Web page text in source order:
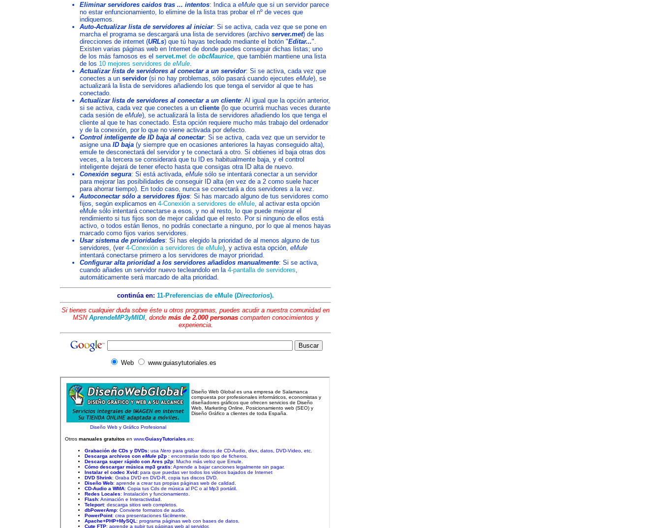
Eliminar servidores caidos tras ... intentos: Indica a eMule que si un servidor parece
no estar enfuncionamiento, lo elimine de la lista tras probar el nº de veces que
indiquemos.
Auto-Actualizar lista de servidores al iniciar: Si se activa, cada vez que se pone en
marcha el programa se descargará una lista de servidores (archivo server.met) de las
direcciones de internet (URLs) que tú hayas tecleado mediante el botón "Editar...".
Existen varias páginas web en Internet de donde puedes conseguir dichas listas; uno
de los más famosos es el servet.met de obcMaurice , que también mantiene una lista
de los 10 mejores servidores de eMule
Actualizar lista de servidores al conectar a un servidor: Si se activa, cada vez que
conectes a un servidor (si no hay problemas, sólo pasará cuando ejecutes eMule), se
actualizará la lista de servidores añadiendo los que tenga el servidor al que te has
conectado.
Actualizar lista de servidores al conectar a un cliente: Al igual que la opción anterior,
si se activa, cada vez que conectes a un cliente (lo que ocurrirá muchas veces durante
cada sesión de eMule), se actualizará la lista de servidores añadiendo los que tenga el
cliente al que te has conectado. Esta opción requiere mucho más trabajo del ordenador
y de la conexión, por lo que no viene activada por defecto.
Control inteligente de ID baja al conectar: Si se activa, cada vez que un servidor te
asigne una ID baja (y siempre que en ocasiones anteriores la hayas conseguido alta),
emule te desconectará del servidor y te conectará a otro. Si obtienes id baja otras dos
veces, a la tercera se considerará que tu ID es habitualmente baja, y el control
inteligente dejará de tener efecto hasta que consigas otra ID alta de nuevo.
Conexión segura: Si está activada, eMule sólo se intentará conectar a un servidor
para mejorar las posibilidades de conseguir ID alta (en vez de a 2 como suele hacer
para ahorrar tiempo). En todo caso, nunca se conectará a dos servidores a la vez.
Autoconectar sólo a servidores fijos: Si has marcado alguno de tus servidores como
fijos, según explicamos en 4-Conexión a servidores de eMule , al activar esta opción
eMule sólo intentará conectarse a esos, y no al resto, lo que puede mejorar el
rendimiento si tus fijos son de mejor calidad que el resto. Por si ninguno de ellos está
activo, o todos están llenos, no podrás conectarte a ninguno, por lo que al menos hayas
marcado como fijos varios servidores.
Usar sistema de prioridades: Si has elegido la prioridad de al menos alguno de tus
servidores, (ver 4-Conexión a servidores de eMule), y activa esta opción, eMule
intentará conectarse primero a los servidores de mayor prioridad.
Configurar alta prioridad a los servidores añadidos manualmente: Si se activa,
cuando añades un servidor nuevo tecleandolo en la 4-pantalla de servidores
automáticamente será marcado de alta prioridad.
continúa en: 11-Preferencias de eMule (Directorios).
Si tienes cualquier duda sobre éste u otros programas, puedes acudir a nuestra comunidad en
MSN AprendeMP3yMIDI, donde más de 2.000 personascomparten conocimientos y
experiencia.
Web www.guiasytutoriales.es